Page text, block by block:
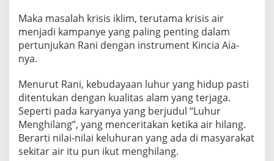
Maka masalah krisis iklim, terutama krisis air
menjadi kampanye yang paling penting dalam
pertunjukan Rani dengan instrument Kincia Aia-
nya.
Menurut Rani, kebudayaan luhur yang hidup pasti
ditentukan dengan kualitas alam yang terjaga.
Seperti pada karyanya yang berjudul “Luhur
Menghilang”, yang menceritakan ketika air hilang.
Berarti nilai-nilai keluhuran yang ada di masyarakat
sekitar air itu pun ikut menghilang.